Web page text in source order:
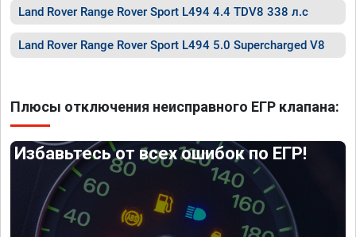
Land Rover Range Rover Sport L494 4.4 TDV8 338 л.с
Land Rover Range Rover Sport L494 5.0 Supercharged V8
Плюсы отключения неисправного ЕГР клапана:
Избавьтесь от всех ошибок по ЕГР!